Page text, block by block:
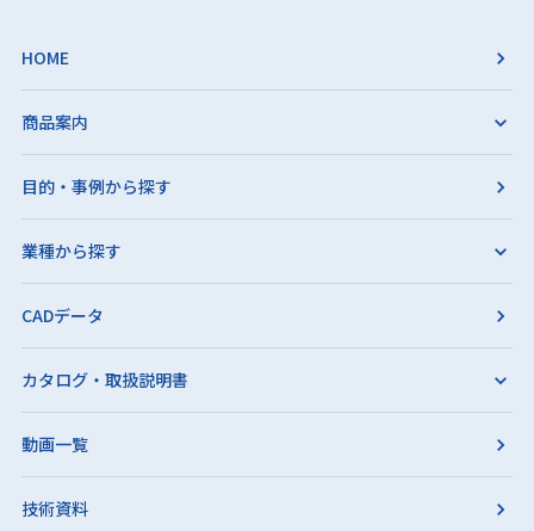
HOME
商品案内
目的・事例から探す
業種から探す
CADデータ
カタログ・取扱説明書
動画一覧
技術資料